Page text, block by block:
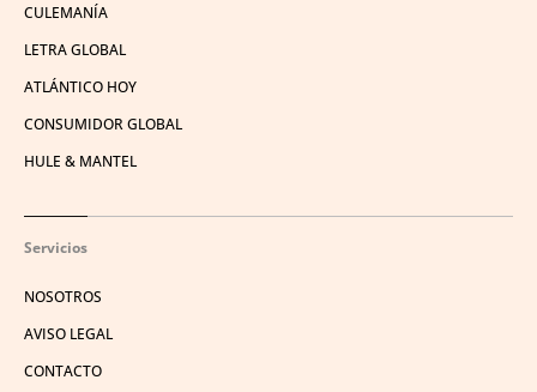
CULEMANÍA
LETRA GLOBAL
ATLÁNTICO HOY
CONSUMIDOR GLOBAL
HULE & MANTEL
Servicios
NOSOTROS
AVISO LEGAL
CONTACTO